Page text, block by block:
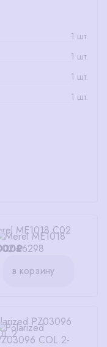
1 шт.
1 шт.
1 шт.
1 шт.
ME1018 C02
в корзину
PZ03096